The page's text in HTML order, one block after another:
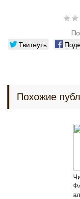
Твитнуть
Похожие